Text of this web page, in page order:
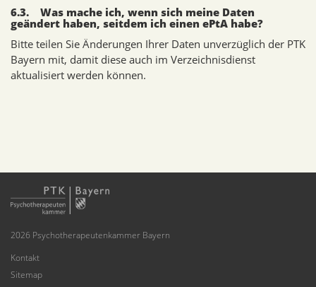
6.3. Was mache ich, wenn sich meine Daten
geändert haben, seitdem ich einen ePtA habe?
Bitte teilen Sie Änderungen Ihrer Daten unverzüglich der PTK
Bayern mit, damit diese auch im Verzeichnisdienst
aktualisiert werden können.
2026 Psychotherapeutenkammer Bayern
Kontakt
Sitemap